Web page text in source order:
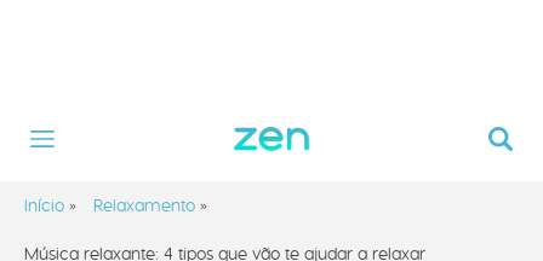
Início » Relaxamento »
Música relaxante: 4 tipos que vão te ajudar a relaxar